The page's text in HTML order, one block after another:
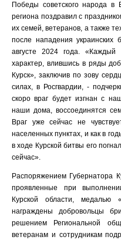
Победы советского народа в
региона поздравил с
их семей, ветеранов, а также
после нападения украинских
августе 2024 года. «Каждый
характер, влившись в ряды
Курск», заключив по зову
силах, в Росгвардии, -
скоро враг будет изгнан с
наши дома, воссоединятся
Враг уже сейчас не
населенных пунктах, и как в
в ходе Курской битвы его
сейчас».
Распоряжением Губернатора
проявленные при
Курской области, медалью
награждены добровольцы
решением Региональной
ветеранам и сотрудникам